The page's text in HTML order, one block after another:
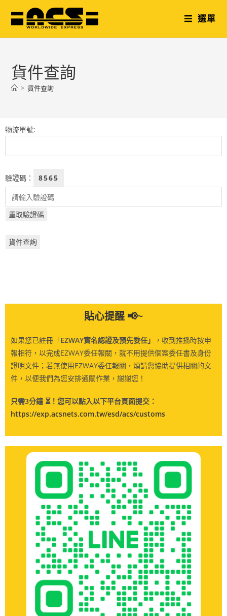
選單
貨件查詢
> 貨件查詢
物流單號:
驗證碼： 8565
重取驗證碼
貨件查詢
貼心提醒 📢~
如果您已註冊「EZWAY實名認證及預先委任」
，收到推播時按申
報相符，以完成EZWAY委任報關，就不用提供個案委任書及身份
證明文件； 若無使用EZWAY委任報關 ，煩請您協助提供相關的文
件，以便我們為您安排通關作業，謝謝您！
只需3分鐘 ⏳！您可以點入以下平台頁面提交：
https://exp.acsnets.com.tw/esd/acs/customs